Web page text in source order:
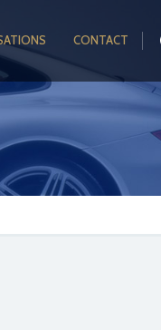
CONTACT